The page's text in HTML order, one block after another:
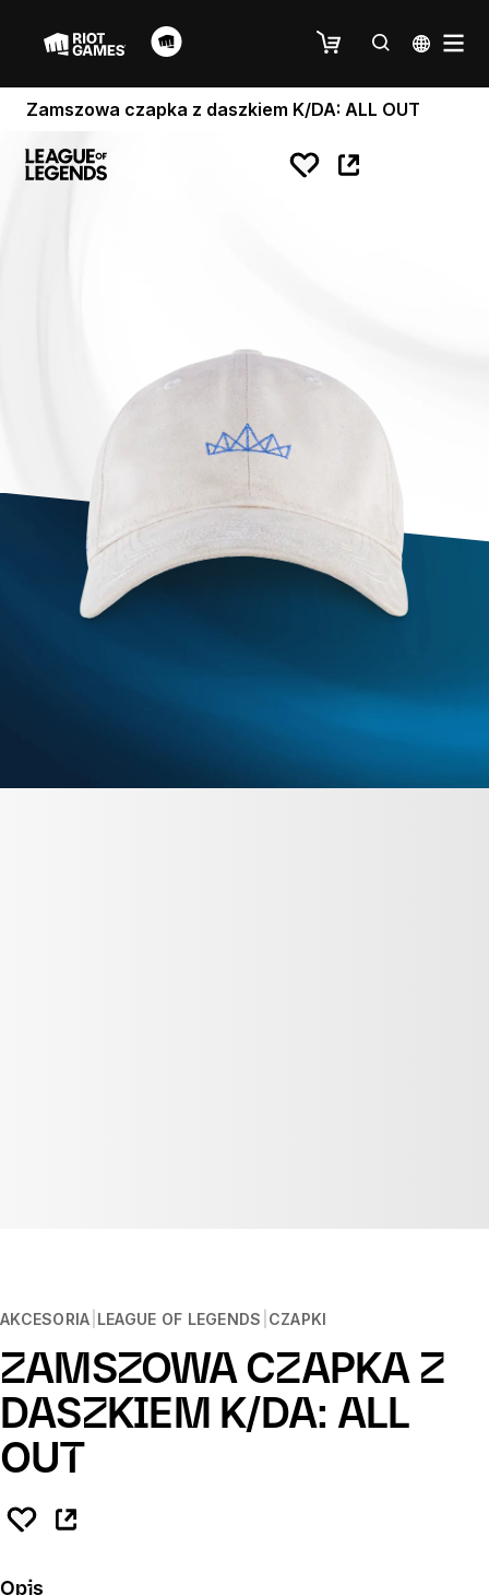
Zamszowa czapka z daszkiem K/DA: ALL OUT
AKCESORIA LEAGUE OF LEGENDS CZAPKI
ZAMSZOWA CZAPKA Z
DASZKIEM K/DA: ALL
OUT
Opis